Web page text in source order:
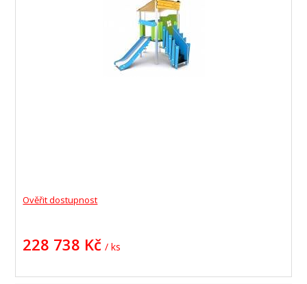
Ověřit dostupnost
228 738 Kč / ks